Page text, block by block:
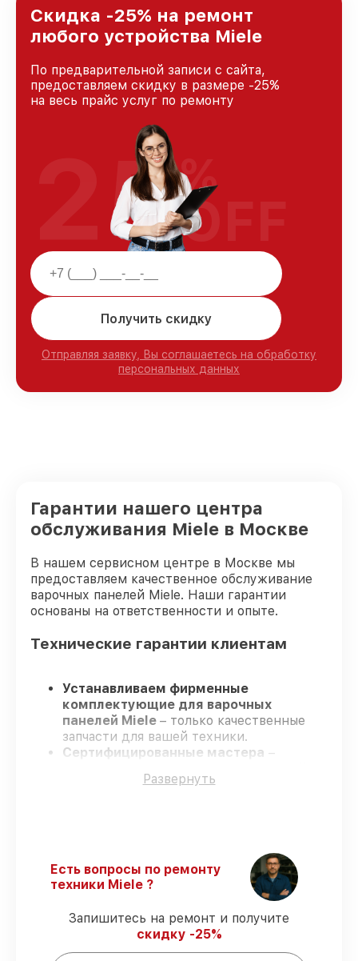
Скидка -25% на ремонт
любого устройства Miele
По предварительной записи с сайта,
предоставляем скидку в размере -25%
на весь прайс услуг по ремонту
Получить скидку
Отправляя заявку, Вы соглашаетесь на обработку
персональных данных
25%
OFF
Гарантии нашего центра
обслуживания Miele в Москве
В нашем сервисном центре в Москве мы
предоставляем качественное обслуживание
варочных панелей Miele. Наши гарантии
основаны на ответственности и опыте.
Технические гарантии клиентам
Устанавливаем фирменные
комплектующие для варочных
панелей Miele – только качественные
запчасти для вашей техники.
Сертифицированные мастера –
навыков, что обеспечивает высокий
переносов.
Гарантийное обслуживание– на все
ремонт и запчасти для варочных панелей
Miele предоставляется официальное
сопровождение.
Развернуть
Есть вопросы по ремонту
техники Miele ?
Запишитесь на ремонт и получите
скидку -25%